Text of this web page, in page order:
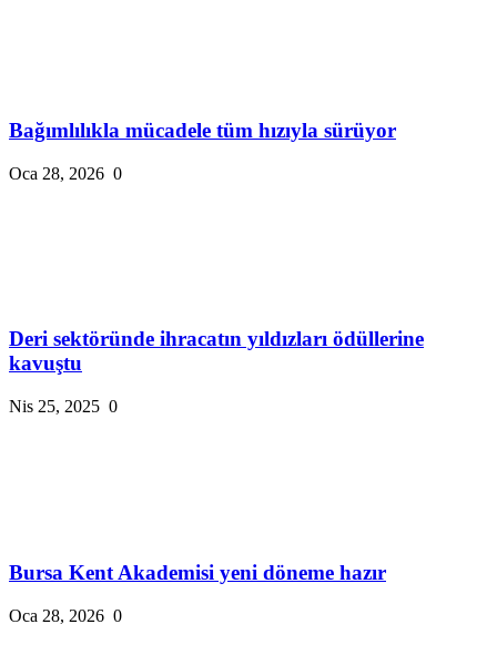
Bağımlılıkla mücadele tüm hızıyla sürüyor
Oca 28, 2026 0
Deri sektöründe ihracatın yıldızları ödüllerine
kavuştu
Nis 25, 2025 0
Bursa Kent Akademisi yeni döneme hazır
Oca 28, 2026 0